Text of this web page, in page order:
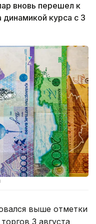
вновь перешел к
динамикой курса с 3
выше отметки
3 августа